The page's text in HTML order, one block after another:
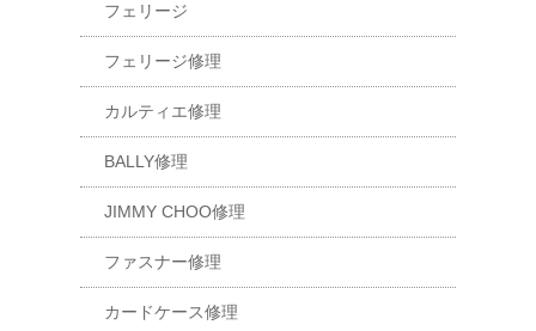
フェリージ
フェリージ修理
カルティエ修理
BALLY修理
JIMMY CHOO修理
ファスナー修理
カードケース修理